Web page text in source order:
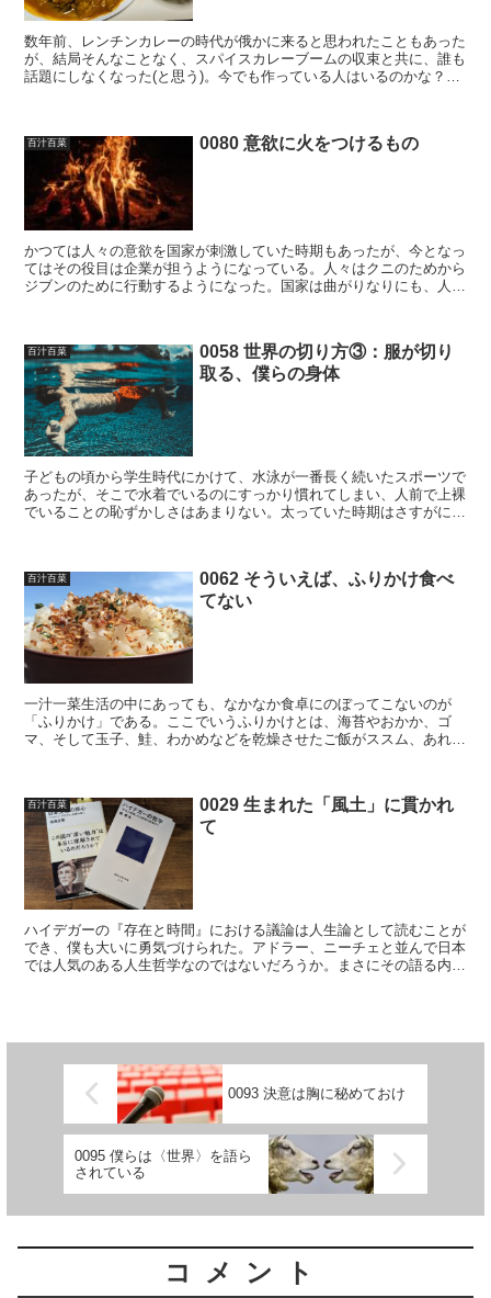
数年前、レンチンカレーの時代が俄かに来ると思われたこともあった
が、結局そんなことなく、スパイスカレーブームの収束と共に、誰も
話題にしなくなった(と思う)。今でも作っている人はいるのかな？い
百汁百菜 0080 意欲に火をつけるもの
かつては人々の意欲を国家が刺激していた時期もあったが、今となっ
てはその役目は企業が担うようになっている。人々はクニのためから
ジブンのために行動するようになった。国家は曲がりなりにも、人々
百汁百菜
0058 世界の切り方③：服が切り
取る、僕らの身体
子どもの頃から学生時代にかけて、水泳が一番長く続いたスポーツで
あったが、そこで水着でいるのにすっかり慣れてしまい、人前で上裸
でいることの恥ずかしさはあまりない。太っていた時期はさすがに嫌
百汁百菜
0062 そういえば、ふりかけ食べ
てない
一汁一菜生活の中にあっても、なかなか食卓にのぼってこないのが
「ふりかけ」である。ここでいうふりかけとは、海苔やおかか、ゴ
マ、そして玉子、鮭、わかめなどを乾燥させたご飯がススム、あれの
百汁百菜
0029 生まれた「風土」に貫かれ
て
ハイデガーの『存在と時間』における議論は人生論として読むことが
でき、僕も大いに勇気づけられた。アドラー、ニーチェと並んで日本
では人気のある人生哲学なのではないだろうか。まさにその語る内容
0093 決意は胸に秘めておけ
0095 僕らは〈世界〉を語ら
されている
コメント